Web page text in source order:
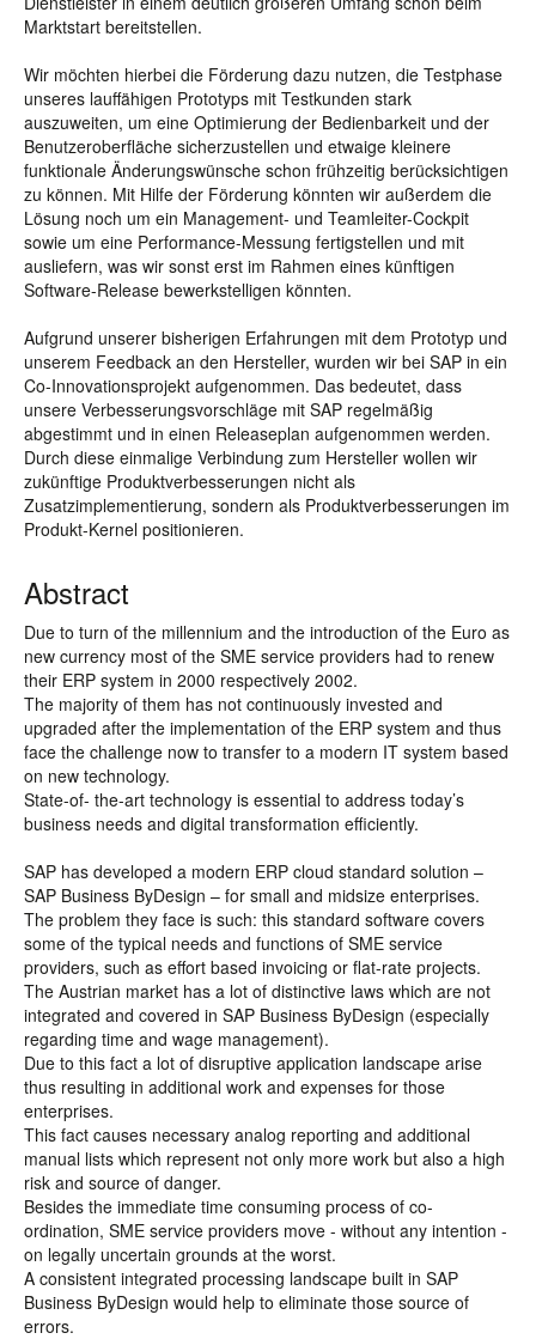
Marktstart bereitstellen.
Wir möchten hierbei die Förderung dazu nutzen, die Testphase
unseres lauffähigen Prototyps mit Testkunden stark
auszuweiten, um eine Optimierung der Bedienbarkeit und der
Benutzeroberfläche sicherzustellen und etwaige kleinere
funktionale Änderungswünsche schon frühzeitig berücksichtigen
zu können. Mit Hilfe der Förderung könnten wir außerdem die
Lösung noch um ein Management- und Teamleiter-Cockpit
sowie um eine Performance-Messung fertigstellen und mit
ausliefern, was wir sonst erst im Rahmen eines künftigen
Software-Release bewerkstelligen könnten.
Aufgrund unserer bisherigen Erfahrungen mit dem Prototyp und
unserem Feedback an den Hersteller, wurden wir bei SAP in ein
Co-Innovationsprojekt aufgenommen. Das bedeutet, dass
unsere Verbesserungsvorschläge mit SAP regelmäßig
abgestimmt und in einen Releaseplan aufgenommen werden.
Durch diese einmalige Verbindung zum Hersteller wollen wir
zukünftige Produktverbesserungen nicht als
Zusatzimplementierung, sondern als Produktverbesserungen im
Produkt-Kernel positionieren.
Abstract
Due to turn of the millennium and the introduction of the Euro as
new currency most of the SME service providers had to renew
their ERP system in 2000 respectively 2002.
The majority of them has not continuously invested and
upgraded after the implementation of the ERP system and thus
face the challenge now to transfer to a modern IT system based
on new technology.
State-of- the-art technology is essential to address today’s
business needs and digital transformation efficiently.
SAP has developed a modern ERP cloud standard solution –
SAP Business ByDesign – for small and midsize enterprises.
The problem they face is such: this standard software covers
some of the typical needs and functions of SME service
providers, such as effort based invoicing or flat-rate projects.
The Austrian market has a lot of distinctive laws which are not
integrated and covered in SAP Business ByDesign (especially
regarding time and wage management).
Due to this fact a lot of disruptive application landscape arise
thus resulting in additional work and expenses for those
enterprises.
This fact causes necessary analog reporting and additional
manual lists which represent not only more work but also a high
risk and source of danger.
Besides the immediate time consuming process of co-
ordination, SME service providers move - without any intention -
on legally uncertain grounds at the worst.
A consistent integrated processing landscape built in SAP
Business ByDesign would help to eliminate those source of
errors.